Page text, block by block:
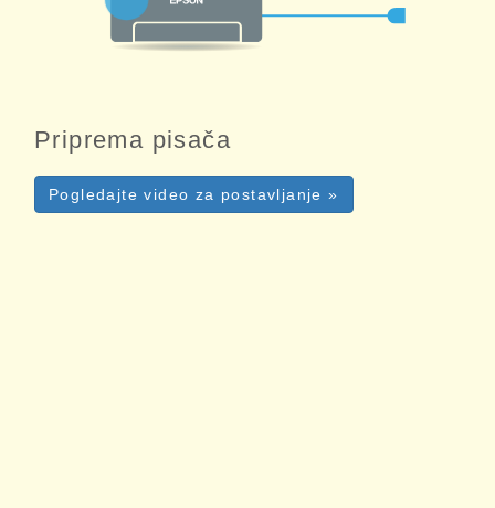
Priprema pisača
Pogledajte video za postavljanje »